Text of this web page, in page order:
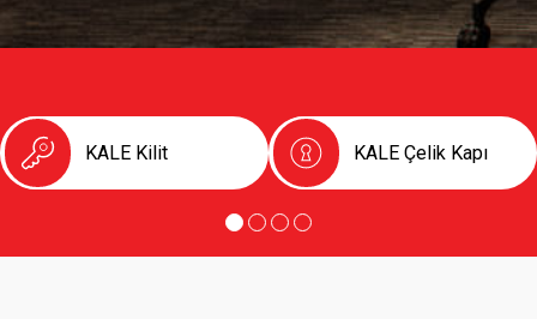
KALE Kilit KALE Çelik Kapı